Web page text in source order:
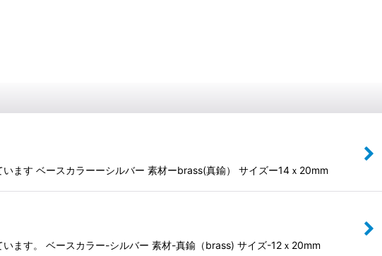
ます ベースカラーーシルバー 素材ーbrass(真鍮） サイズー14ｘ20mm
ます。 ベースカラー-シルバー 素材-真鍮（brass) サイズ-12ｘ20mm